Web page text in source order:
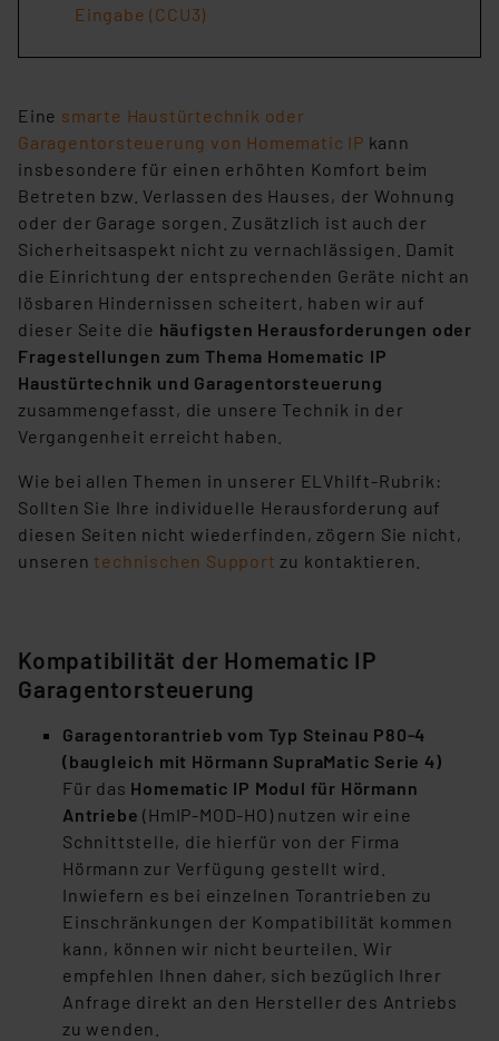
Eingabe (CCU3)
Eine smarte Haustürtechnik oder
Garagentorsteuerung von Homematic IP kann
insbesondere für einen erhöhten Komfort beim
Betreten bzw. Verlassen des Hauses, der Wohnung
oder der Garage sorgen. Zusätzlich ist auch der
Sicherheitsaspekt nicht zu vernachlässigen. Damit
die Einrichtung der entsprechenden Geräte nicht an
lösbaren Hindernissen scheitert, haben wir auf
dieser Seite die häufigsten Herausforderungen oder
Fragestellungen zum Thema Homematic IP
Haustürtechnik und Garagentorsteuerung
zusammengefasst, die unsere Technik in der
Vergangenheit erreicht haben.
Wie bei allen Themen in unserer ELVhilft-Rubrik:
Sollten Sie Ihre individuelle Herausforderung auf
diesen Seiten nicht wiederfinden, zögern Sie nicht,
unserentechnischen Support zu kontaktieren.
Kompatibilität der Homematic IP
Garagentorsteuerung
Garagentorantrieb vom Typ Steinau P80-4
(baugleich mit Hörmann SupraMatic Serie 4)
Für das Homematic IP Modul für Hörmann
Antriebe (HmIP-MOD-HO) nutzen wir eine
Schnittstelle, die hierfür von der Firma
Hörmann zur Verfügung gestellt wird.
Inwiefern es bei einzelnen Torantrieben zu
Einschränkungen der Kompatibilität kommen
kann, können wir nicht beurteilen. Wir
empfehlen Ihnen daher, sich bezüglich Ihrer
Anfrage direkt an den Hersteller des Antriebs
zu wenden.